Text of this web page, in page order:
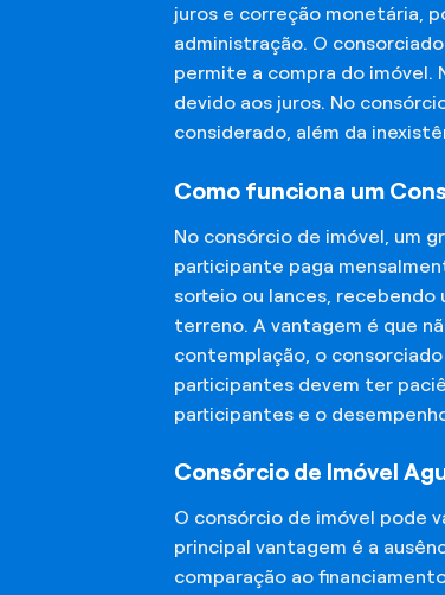
juros e correção monetária,
administração. O
permite a compra do imóvel.
devido aos juros. No
considerado, além da
Como funciona um
No consórcio de imóvel, um
participante paga
sorteio ou lances, recebendo
terreno. A vantagem é que
contemplação, o
participantes devem ter
participantes e o
Consórcio de Imóvel
O consórcio de imóvel pode
principal vantagem é a
comparação ao